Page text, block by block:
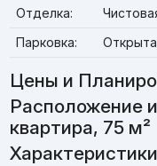
Отделка:
Парковка:
Цены и
Расположение
квартира, 75 м²